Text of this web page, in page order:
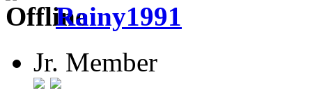
Rainy1991
Jr. Member